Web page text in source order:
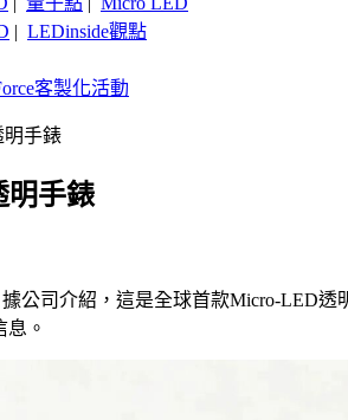
| LEDinside觀點
客製化活動
明手錶
明手錶
公司介紹，這是全球首款Micro-LED
。